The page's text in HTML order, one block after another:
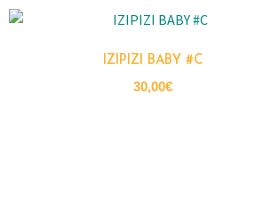
IZIPIZI BABY #C
30,00€